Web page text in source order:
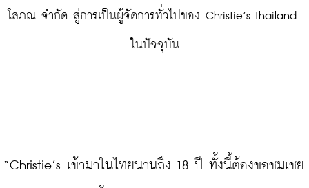
โสภณ จำกัด สู่การเป็นผู้จัดการทั่วไปของ Christie’s Thailand
ในปัจจุบัน
“Christie’s เข้ามาในไทยนานถึง 18 ปี ทั้งนี้ต้องขอชมเชย